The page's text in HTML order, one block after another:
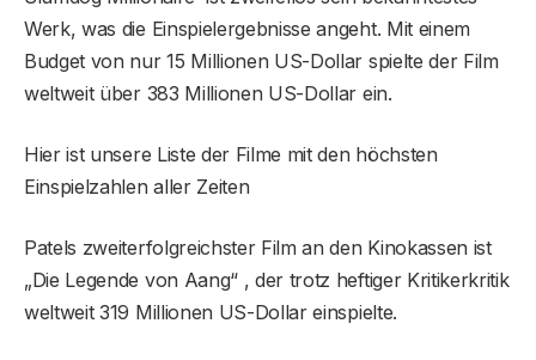
Werk, was die Einspielergebnisse angeht. Mit einem
Budget von nur 15 Millionen US-Dollar spielte der Film
weltweit über 383 Millionen US-Dollar ein.
Hier ist unsere Liste der Filme mit den höchsten
Einspielzahlen aller Zeiten
Patels zweiterfolgreichster Film an den Kinokassen ist
„Die Legende von Aang“ , der trotz heftiger Kritikerkritik
weltweit 319 Millionen US-Dollar einspielte.